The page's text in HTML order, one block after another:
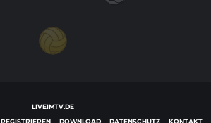
LIVEIMTV.DE
REGISTRIEREN DOWNLOAD DATENSCHUTZ KONTAKT